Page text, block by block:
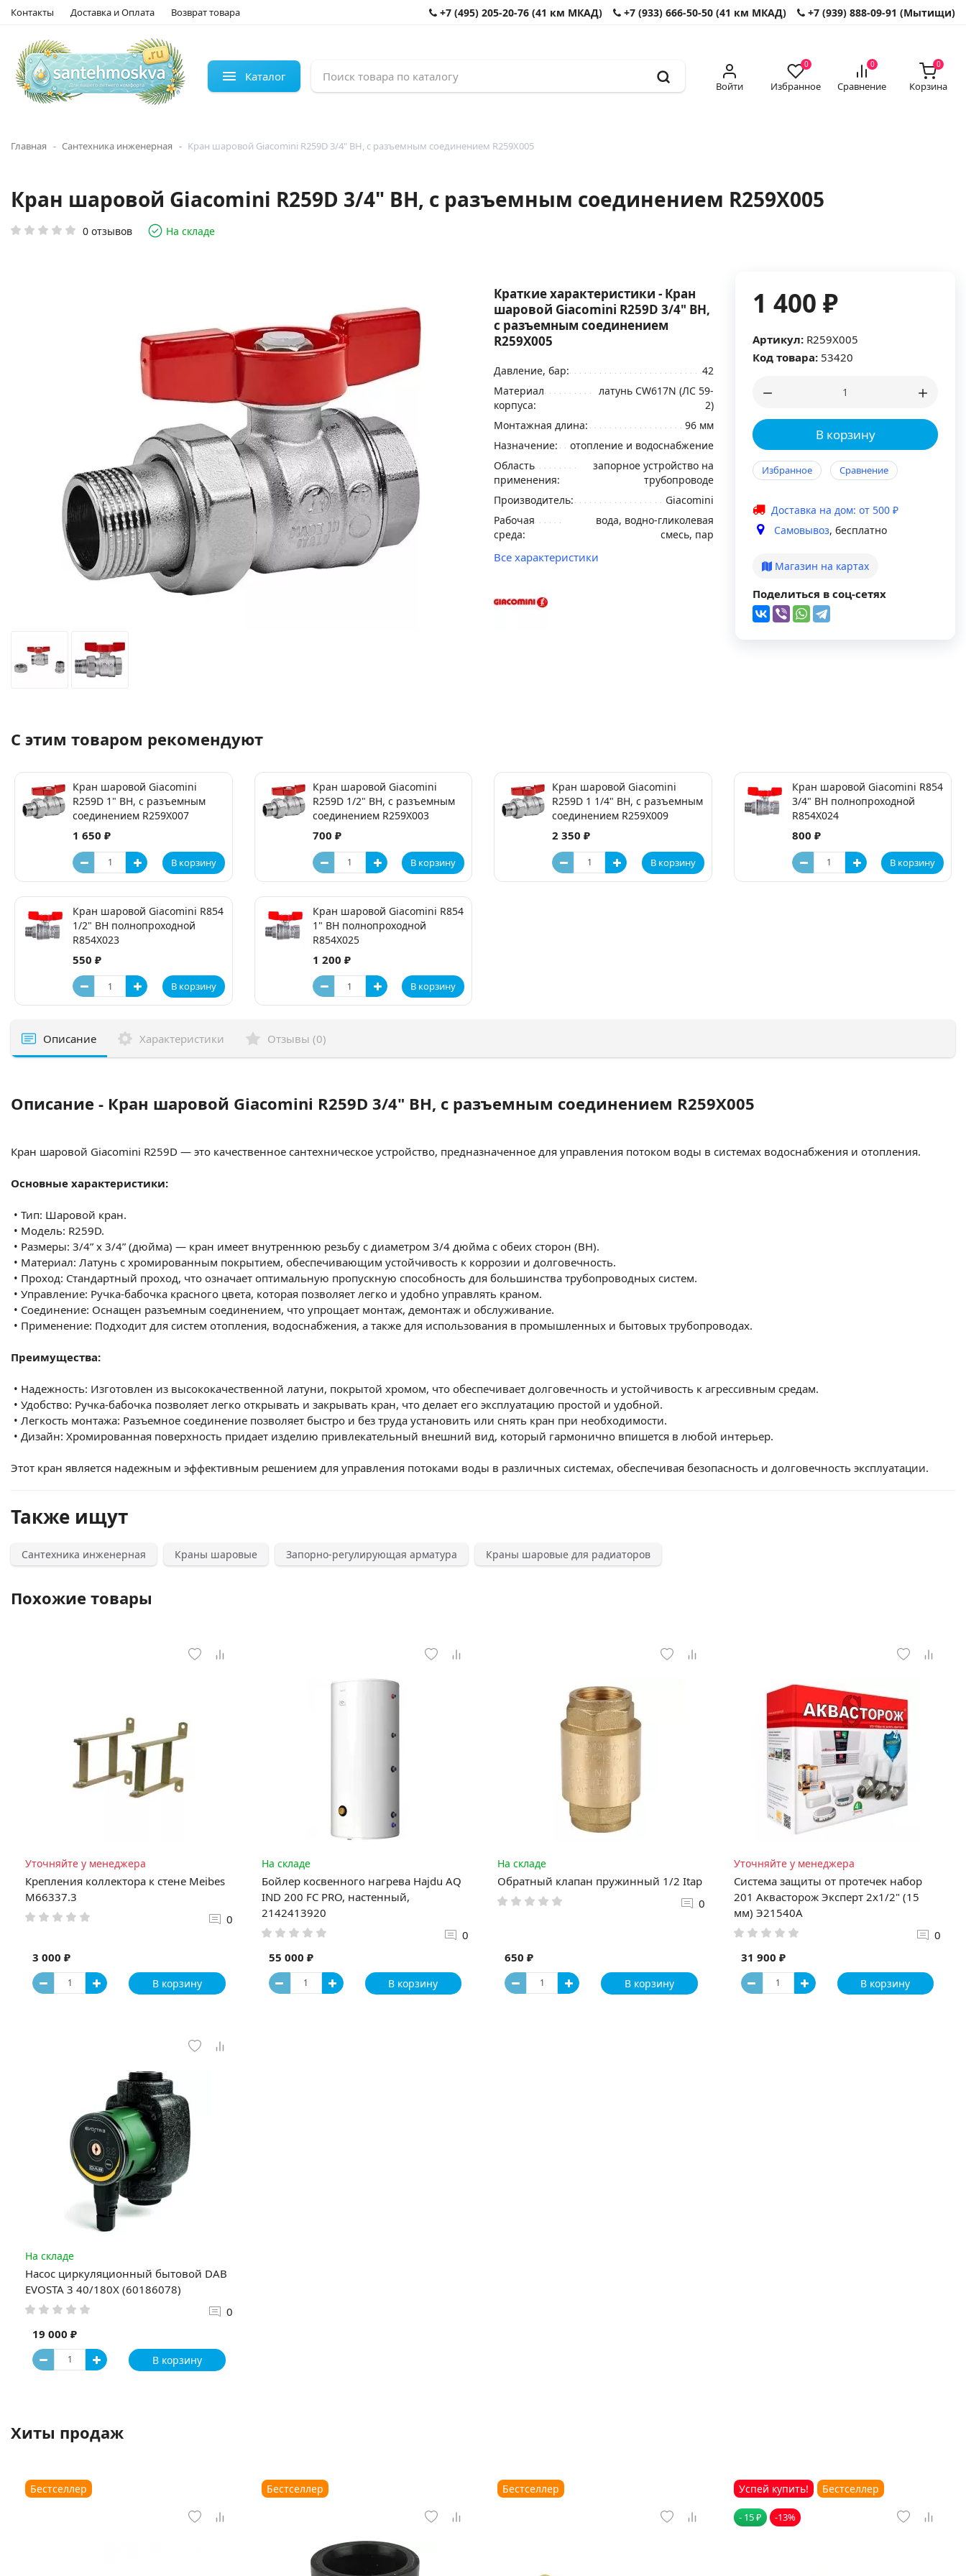
Контакты Доставка и Оплата Возврат товара +7 (495) 205-20-76 (41 км МКАД) +7 (933) 666-50-50 (41 км МКАД) +7 (939) 888-09-91 (Мытищи)
Каталог
Войти
0
Избранное
0
Сравнение
0
Корзина
Главная Сантехника инженерная Кран шаровой Giacomini R259D 3/4" ВН, с разъемным соединением R259X005
Кран шаровой Giacomini R259D 3/4" ВН, с разъемным соединением R259X005
0 отзывов На складе
1 400 ₽
Артикул: R259X005
Код товара: 53420
В корзину
Избранное Сравнение
Доставка на дом: от 500 ₽
Самовывоз, бесплатно
Магазин на картах
Поделиться в соц-сетях
Краткие характеристики - Кран
шаровой Giacomini R259D 3/4" ВН,
с разъемным соединением
R259X005
Давление, бар:
42
Материал
корпуса:
латунь CW617N (ЛС 59-
2)
Монтажная длина:
96 мм
Назначение:
отопление и водоснабжение
Область
применения:
запорное устройство на
трубопроводе
Производитель:
Giacomini
Рабочая
среда:
вода, водно-гликолевая
смесь, пар
Все характеристики
С этим товаром рекомендуют
Кран шаровой Giacomini
R259D 1" ВН, с разъемным
соединением R259X007
1 650 ₽
В корзину
Кран шаровой Giacomini
R259D 1/2" ВН, с разъемным
соединением R259X003
700 ₽
В корзину
Кран шаровой Giacomini
R259D 1 1/4" ВН, с разъемным
соединением R259X009
2 350 ₽
В корзину
Кран шаровой Giacomini R854
3/4" ВН полнопроходной
R854X024
800 ₽
В корзину
Кран шаровой Giacomini R854
1/2" ВН полнопроходной
R854X023
550 ₽
В корзину
Кран шаровой Giacomini R854
1" ВН полнопроходной
R854X025
1 200 ₽
В корзину
Описание Характеристики Отзывы (0)
Описание - Кран шаровой Giacomini R259D 3/4" ВН, с разъемным соединением R259X005
Кран шаровой Giacomini R259D — это качественное сантехническое устройство, предназначенное для управления потоком воды в системах водоснабжения и отопления.
Основные характеристики:
• Тип: Шаровой кран.
• Модель: R259D.
• Размеры: 3/4” x 3/4” (дюйма) — кран имеет внутреннюю резьбу с диаметром 3/4 дюйма с обеих сторон (ВН).
• Материал: Латунь с хромированным покрытием, обеспечивающим устойчивость к коррозии и долговечность.
• Проход: Стандартный проход, что означает оптимальную пропускную способность для большинства трубопроводных систем.
• Управление: Ручка-бабочка красного цвета, которая позволяет легко и удобно управлять краном.
• Соединение: Оснащен разъемным соединением, что упрощает монтаж, демонтаж и обслуживание.
• Применение: Подходит для систем отопления, водоснабжения, а также для использования в промышленных и бытовых трубопроводах.
Преимущества:
• Надежность: Изготовлен из высококачественной латуни, покрытой хромом, что обеспечивает долговечность и устойчивость к агрессивным средам.
• Удобство: Ручка-бабочка позволяет легко открывать и закрывать кран, что делает его эксплуатацию простой и удобной.
• Легкость монтажа: Разъемное соединение позволяет быстро и без труда установить или снять кран при необходимости.
• Дизайн: Хромированная поверхность придает изделию привлекательный внешний вид, который гармонично впишется в любой интерьер.
Этот кран является надежным и эффективным решением для управления потоками воды в различных системах, обеспечивая безопасность и долговечность эксплуатации.
Также ищут
Сантехника инженерная Краны шаровые Запорно-регулирующая арматура Краны шаровые для радиаторов
Похожие товары
Уточняйте у менеджера
Крепления коллектора к стене Meibes
M66337.3
0
3 000 ₽
В корзину
На складе
Бойлер косвенного нагрева Hajdu AQ
IND 200 FC PRO, настенный,
2142413920
0
55 000 ₽
В корзину
На складе
Обратный клапан пружинный 1/2 Itap
0
650 ₽
В корзину
Уточняйте у менеджера
Система защиты от протечек набор
201 Аквасторож Эксперт 2x1/2" (15
мм) Э21540А
0
31 900 ₽
В корзину
На складе
Насос циркуляционный бытовой DAB
EVOSTA 3 40/180X (60186078)
0
19 000 ₽
В корзину
Хиты продаж
Бестселлер Бестселлер Бестселлер Успей купить! Бестселлер
- 15 ₽ -13%